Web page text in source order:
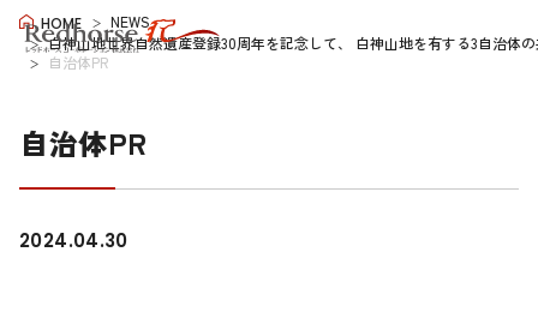
HOME
NEWS
白神山地世界自然遺産登録30周年を記念して、 白神山地を有する3自治体
自治体PR
自治体PR
2024.04.30